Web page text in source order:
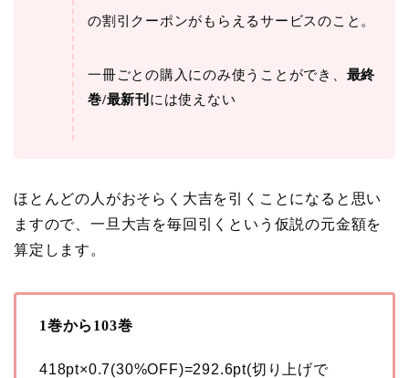
の割引クーポンがもらえるサービスのこと。
一冊ごとの購入にのみ使うことができ、 最終
巻/最新刊 には使えない
ほとんどの人がおそらく大吉を引くことになると思い
ますので、一旦大吉を毎回引くという仮説の元金額を
算定します。
1巻から103巻
418pt×0.7(30%OFF)=292.6pt(切り上げで